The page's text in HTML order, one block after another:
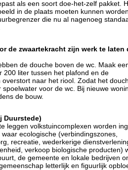
als een soort doe-het-zelf pakket.
in de plaats moeten kunnen
die nu al nagenoeg
de zwaartekracht zijn werk te laten
de douche boven de wc. Maak
200 liter tussen het plafond en de
naar het riool. Zodat het
voor de wc. Bij nieuwe
de bouw.
Duurstede)
leggen volkstuincomplexen worden
ecologische (verbindingszones,
recreatie, wederkerige
verkoop biologische producten)
de gemeente en lokale bedrijven
letterlijk en figuurlijk